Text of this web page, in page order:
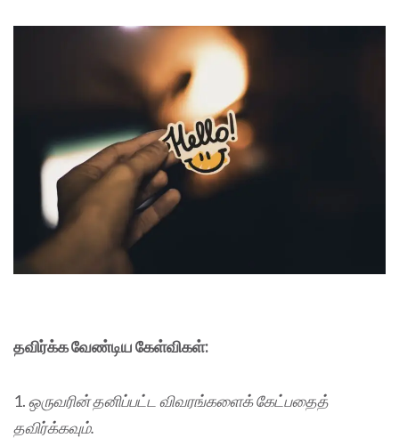
தவிர்க்க வேண்டிய கேள்விகள்:
1.ஒருவரின் தனிப்பட்ட விவரங்களைக் கேட்பதைத்
தவிர்க்கவும்.